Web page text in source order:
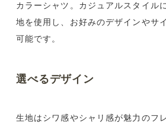
カラーシャツ。カジュアルスタイル
地を使用し、お好みのデザインやサ
可能です。
選べるデザイン
生地はシワ感やシャリ感が魅力のフ